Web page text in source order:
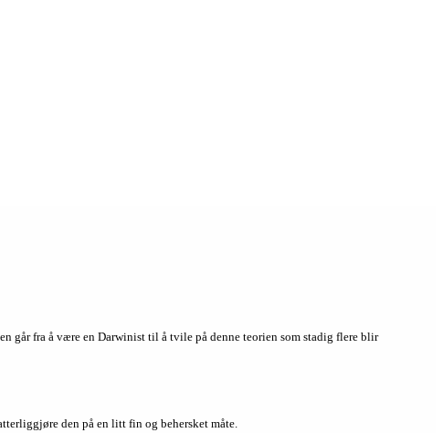
går fra å være en Darwinist til å tvile på denne teorien som stadig flere blir
den på en litt fin og behersket måte.